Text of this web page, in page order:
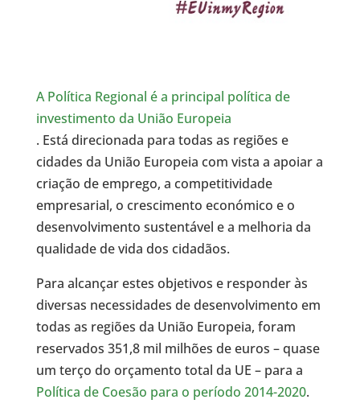
A Política Regional é a principal política de
investimento da União Europeia
. Está direcionada para todas as regiões e
cidades da União Europeia com vista a apoiar a
criação de emprego, a competitividade
empresarial, o crescimento económico e o
desenvolvimento sustentável e a melhoria da
qualidade de vida dos cidadãos.
Para alcançar estes objetivos e responder às
diversas necessidades de desenvolvimento em
todas as regiões da União Europeia, foram
reservados 351,8 mil milhões de euros – quase
um terço do orçamento total da UE – para a
Política de Coesão para o período 2014-2020.